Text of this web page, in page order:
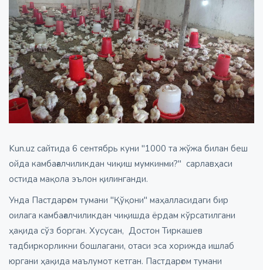
Kun.uz сайтида 6 сентябрь куни "1000 та жўжа билан беш
ойда камбағалчиликдан чиқиш мумкинми?" сарлавҳаси
остида мақола эълон қилинганди.
Унда Пастдарғом тумани "Қўқони" маҳалласидаги бир
оилага камбағалчиликдан чиқишда ёрдам кўрсатилгани
ҳақида сўз борган. Хусусан, Достон Тиркашев
тадбиркорликни бошлагани, отаси эса хорижда ишлаб
юргани ҳақида маълумот кетган. Пастдарғом тумани